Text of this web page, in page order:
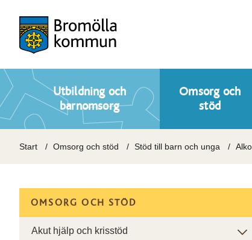
Utbildning och
barnomsorg
Omsorg och
stöd
Start Omsorg och stöd Stöd till barn och unga
OMSORG OCH STÖD
Akut hjälp och krisstöd